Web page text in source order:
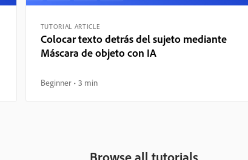
TUTORIAL ARTICLE
Colocar texto detrás del sujeto mediante
Máscara de objeto con IA
Beginner 3 min